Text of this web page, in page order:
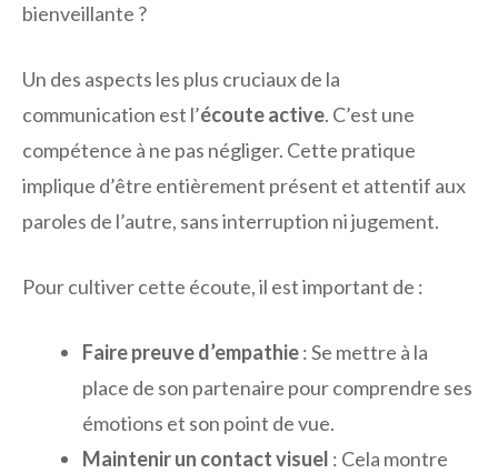
bienveillante ?
Un des aspects les plus cruciaux de la
communication est l’écoute active. C’est une
compétence à ne pas négliger. Cette pratique
implique d’être entièrement présent et attentif aux
paroles de l’autre, sans interruption ni jugement.
Pour cultiver cette écoute, il est important de :
Faire preuve d’empathie: Se mettre à la
place de son partenaire pour comprendre ses
émotions et son point de vue.
Maintenir un contact visuel : Cela montre